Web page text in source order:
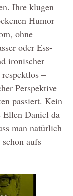
Ihre klugen
Humor
ohne
oder Ess-
ironischer
–
Perspektive
passiert. Kein
Ellen Daniel da
man natürlich
aufs